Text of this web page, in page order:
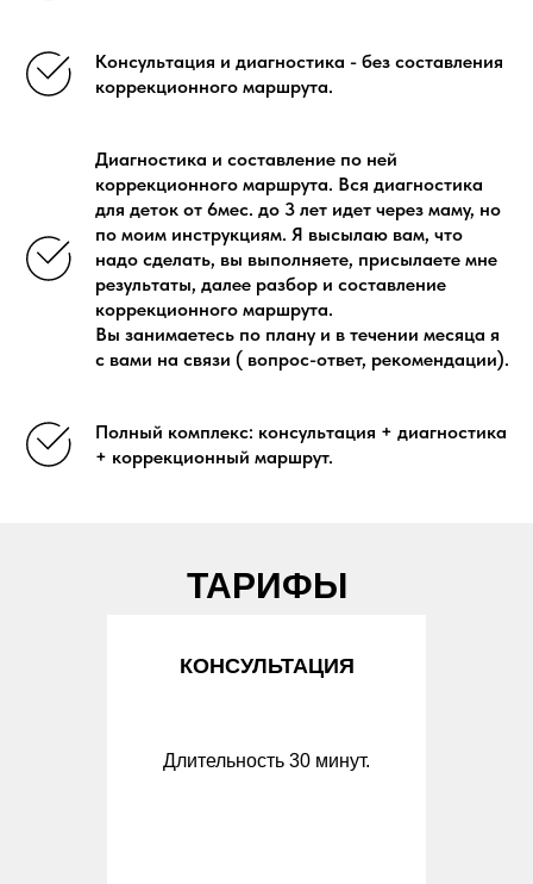
Консультация и диагностика - без составления
коррекционного маршрута.
Диагностика и составление по ней
коррекционного маршрута. Вся диагностика
для деток от 6мес. до 3 лет идет через маму, но
по моим инструкциям. Я высылаю вам, что
надо сделать, вы выполняете, присылаете мне
результаты, далее разбор и составление
коррекционного маршрута.
Вы занимаетесь по плану и в течении месяца я
с вами на связи ( вопрос-ответ, рекомендации).
Полный комплекс: консультация + диагностика
+ коррекционный маршрут.
Длительность 30 минут.
КОНСУЛЬТАЦИЯ
ТАРИФЫ